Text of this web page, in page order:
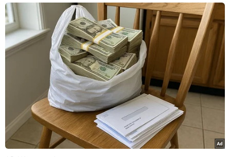
Xuyên vào lúc 2 giờ 23 phút sáng giờ địa
phương, mở ra hy vọng mới của Trung Quốc
trong quá trình khám phá Mặt Trăng.
[Trung Quốc phóng thành công 5 vệ tinh
cùng với một tên lửa đẩy]
Trong khi đó, thông báo của Cơ quan Vũ trụ
Quốc gia Trung Quốc cho biết các nhiệm vụ
khoa học của tàu thăm dò Hằng Nga 4 sẽ bao
gồm quan sát thiên văn vô tuyến tần số thấp,